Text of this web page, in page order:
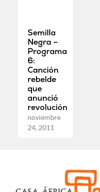
Semilla
Negra –
Programa
6:
Canción
rebelde
que
anunció
revolución
noviembre
24, 2011